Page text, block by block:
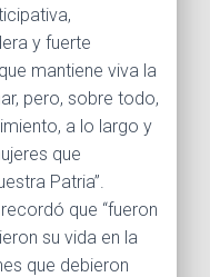
y fuerte
mantiene viva la
pero, sobre todo,
a lo largo y
que
Patria”.
que “fueron
su vida en la
que debieron